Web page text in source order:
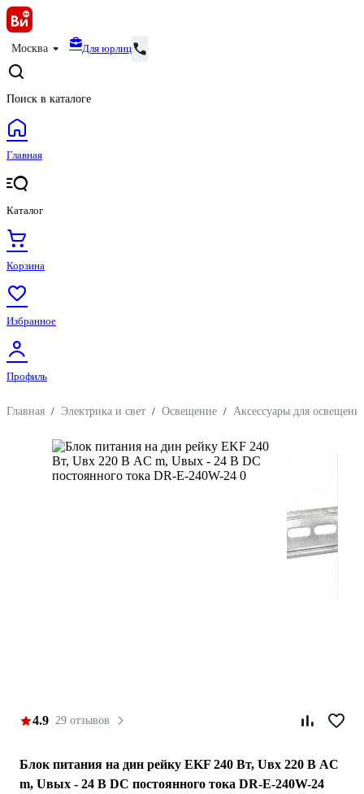
Москва Для юрлиц
Поиск в каталоге
Главная
Каталог
Корзина
Избранное
Профиль
Главная / Электрика и свет / Освещение / Аксессуары для
4.9 29 отзывов
Блок питания на дин рейку EKF 240 Вт, Uвх 220 В AC
m, Uвых - 24 В DC постоянного тока DR-E-240W-24